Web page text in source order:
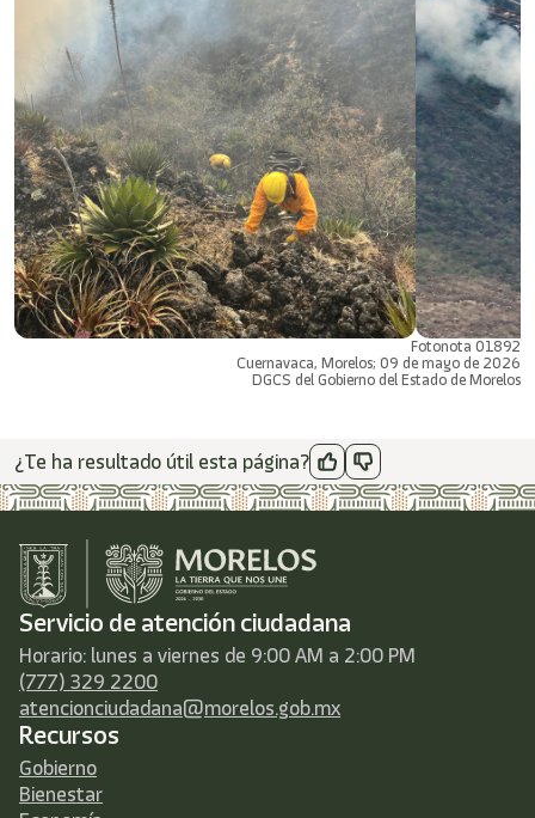
Fotonota 01892
Cuernavaca, Morelos; 09 de mayo de 2026
DGCS del Gobierno del Estado de Morelos
¿Te ha resultado útil esta página?
Servicio de atención ciudadana
Horario: lunes a viernes de 9:00 AM a 2:00 PM
(777) 329 2200
atencionciudadana@morelos.gob.mx
Recursos
Gobierno
Bienestar